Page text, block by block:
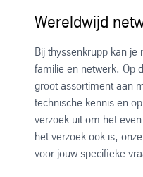
Wereldwijd
Bij thyssenkrupp kan je
familie en netwerk. Op
groot assortiment aan
technische kennis en
verzoek uit om het
het verzoek ook is,
voor jouw specifieke